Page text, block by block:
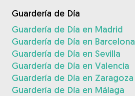
Guardería de Día
Guardería de Día en Madrid
Guardería de Día en Barcelona
Guardería de Día en Sevilla
Guardería de Día en Valencia
Guardería de Día en Zaragoza
Guardería de Día en Málaga